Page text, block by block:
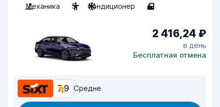
Механика 5 Кондиционер 4
2 416,24 ₽
в день
Бесплатная отмена
7,9 Средне